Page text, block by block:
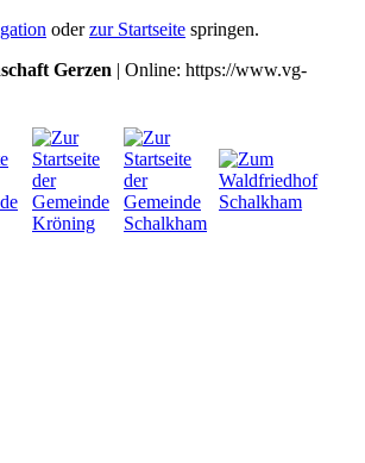
oderzur Startseite springen.
Gerzen | Online: https://www.vg-